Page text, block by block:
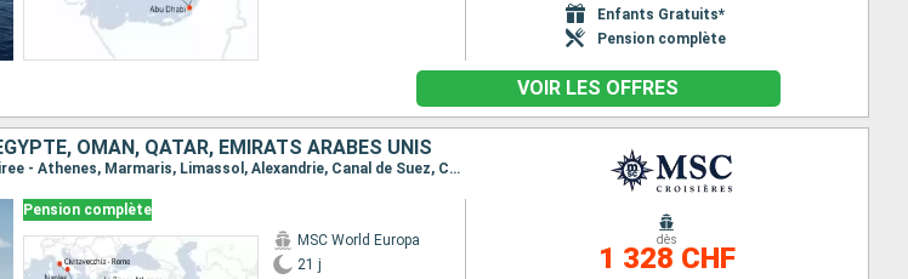
Enfants Gratuits*
Pension complète
VOIR LES OFFRES
OMAN, QATAR, EMIRATS ARABES UNIS
Itinéraire : Civitavecchia - Rome, Naples, Le Piree - Athenes, Marmaris, Limassol, Alexandrie, Canal de Suez, Canal de suez (sortie), Mascate, Doha, Dubai
Pension complète
MSC World Europa
21 j
dès
1 328 CHF